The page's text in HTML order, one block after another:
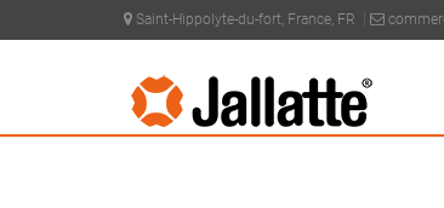
Saint-Hippolyte-du-fort, France, FR
PRODUCTEN >
COLLECTIE > J-ESCAPE